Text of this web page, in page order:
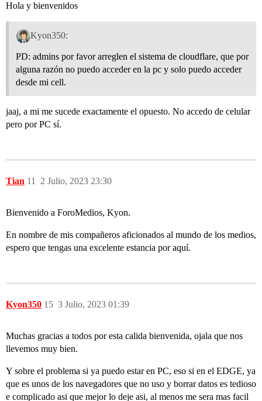
Hola y bienvenidos
Kyon350:
PD: admins por favor arreglen el sistema de cloudflare, que por
alguna razón no puedo acceder en la pc y solo puedo acceder
desde mi cell.
jaaj, a mi me sucede exactamente el opuesto. No accedo de celular
pero por PC sí.
Tian 2 Julio, 2023 23:30
11
Bienvenido a ForoMedios, Kyon.
En nombre de mis compañeros aficionados al mundo de los medios,
espero que tengas una excelente estancia por aquí.
Kyon350 3 Julio, 2023 01:39
15
Muchas gracias a todos por esta calida bienvenida, ojala que nos
llevemos muy bien.
Y sobre el problema si ya puedo estar en PC, eso si en el EDGE, ya
que es unos de los navegadores que no uso y borrar datos es tedioso
e complicado asi que mejor lo deje asi, al menos me sera mas facil